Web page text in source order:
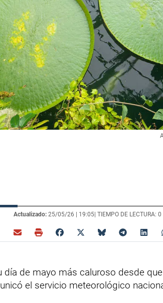
Actualizado: 25/05/26 | 19:05| TIEMPO DE LECTURA:
día de mayo más caluroso desde
el servicio meteorológico